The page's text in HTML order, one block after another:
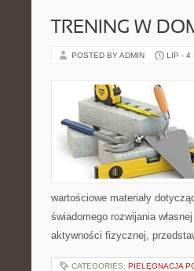
TRENING W
POSTED BY ADMIN LIP - 4
wartościowe materiały
świadomego rozwijania
aktywności fizycznej,
CATEGORIES: PIELĘGNACJA